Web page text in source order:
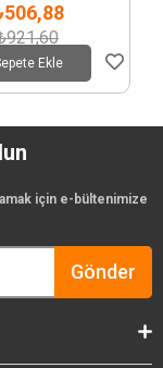
Ekle
için e-bültenimize
Gönder